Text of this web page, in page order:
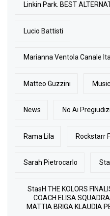
Linkin Park. BEST
Lucio Battisti
Marianna Ventola Canale
Matteo Guzzini
News No Ai Pregiudizi
Rama Lila Rockstarr
Sarah Pietrocarlo
StasH THE KOLORS
COACH ELISA
MATTIA BRIGA KLAUDIA